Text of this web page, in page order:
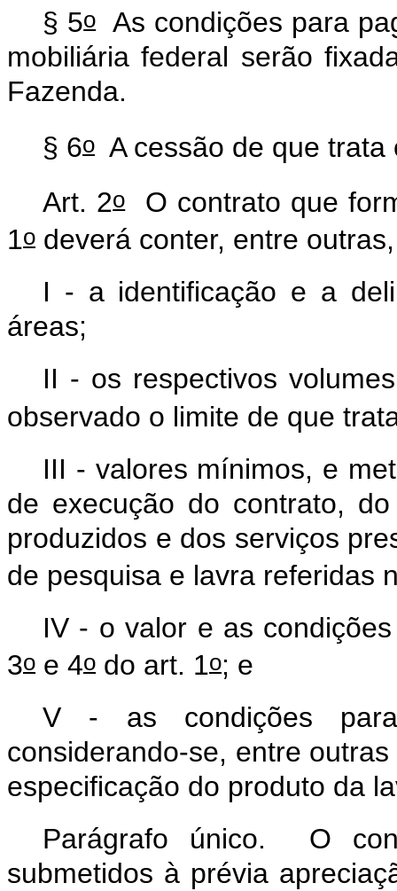
§ 5oAs condições para
mobiliária federal serão
Fazenda.
§ 6o A cessão de que
Art. 2oO contrato que
1o deverá conter, entre
I - a identificação e a
áreas;
II - os respectivos
observado o limite de que
III - valores mínimos, e
de execução do contrato,
produzidos e dos serviços
de pesquisa e lavra referidas
IV - o valor e as
3o e 4o do art. 1o; e
V - as condições
considerando-se, entre
especificação do produto da
Parágrafo único. O
submetidos à prévia